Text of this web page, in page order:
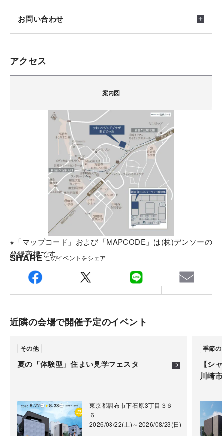
了承ください。
会場
神奈川県川崎市麻生区万福寺4-3-1ｔｖｋハウジングプ
積水ハウス㈱ シャーウッド新百合ヶ丘展示場
カーナビをご利用の方は下記のMAPコードをご利用く
2 676 560*58
※「マップコード」および「MAPCODE」は(株)デンソ
ーの登録商標です。
積水ハウスの住まいづくりの基本は、「邸別自由設
お客さまが心の中に描いている住まいの夢や理想のひ
とつひとつにしっかりと耳を傾けたうえで、それぞれ
の家族、気候風土、敷地条件に合った住まいをプラン
ニングしていきます。
■外観
■大人の居心地の良さを追求した、上質を極めるラグ
ジュアリーな邸宅
お問い合わせ
積水ハウス株式会社 シャーウッド新百合ヶ丘展示場
神奈川県川崎市麻生区万福寺4-3-1tvkハウジングプラ
ザ新百合ヶ丘
044-959-3411FAX.044-955-7050
備考：毎週火曜日・水曜日は定休日です。
※定休日に頂いたお問い合わせ・ご予約のお返事は翌
営業日以降のご案内になります。
アクセス
案内図
※「マップコード」および「MAPCODE」は(株)デンソーの
登録商標です。
SHARE このイベントをシェア
近隣の会場で開催予定のイベント
夏の「体験型」住まい見学フェスタ
その他
東京都調布市下石原3丁目３６－
６
2026/08/22(土)～2026/08/23(日)
【シ
川崎
季節